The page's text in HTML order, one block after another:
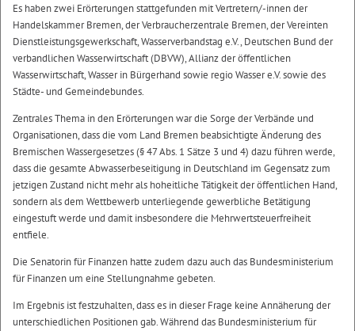
Es haben zwei Erörterungen stattgefunden mit Vertretern/-innen der
Handelskammer Bremen, der Verbraucherzentrale Bremen, der Vereinten
Dienstleistungsgewerkschaft, Wasserverbandstag e.V., Deutschen Bund der
verbandlichen Wasserwirtschaft (DBVW), Allianz der öffentlichen
Wasserwirtschaft, Wasser in Bürgerhand sowie regio Wasser e.V. sowie des
Städte- und Gemeindebundes.
Zentrales Thema in den Erörterungen war die Sorge der Verbände und
Organisationen, dass die vom Land Bremen beabsichtigte Änderung des
Bremischen Wassergesetzes (§ 47 Abs. 1 Sätze 3 und 4) dazu führen werde,
dass die gesamte Abwasserbeseitigung in Deutschland im Gegensatz zum
jetzigen Zustand nicht mehr als hoheitliche Tätigkeit der öffentlichen Hand,
sondern als dem Wettbewerb unterliegende gewerbliche Betätigung
eingestuft werde und damit insbesondere die Mehrwertsteuerfreiheit
entfiele.
Die Senatorin für Finanzen hatte zudem dazu auch das Bundesministerium
für Finanzen um eine Stellungnahme gebeten.
Im Ergebnis ist festzuhalten, dass es in dieser Frage keine Annäherung der
unterschiedlichen Positionen gab. Während das Bundesministerium für